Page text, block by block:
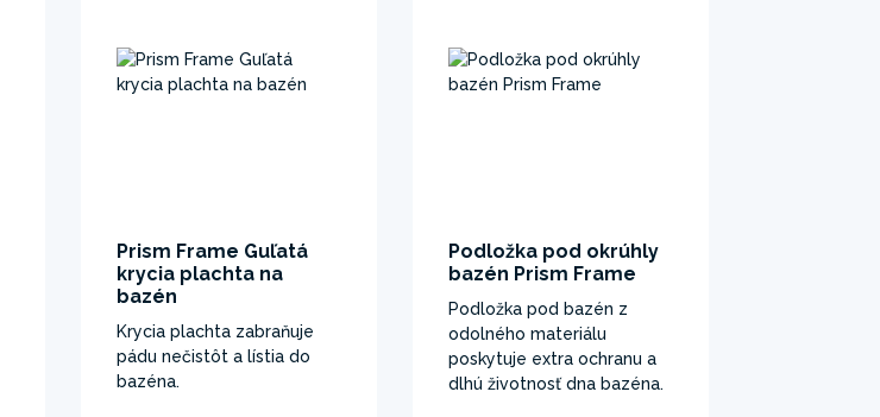
Prism Frame Guľatá
krycia plachta na
bazén
Krycia plachta zabraňuje
pádu nečistôt a lístia do
bazéna.
Podložka pod okrúhly
bazén Prism Frame
Podložka pod bazén z
odolného materiálu
poskytuje extra ochranu a
dlhú životnosť dna bazéna.